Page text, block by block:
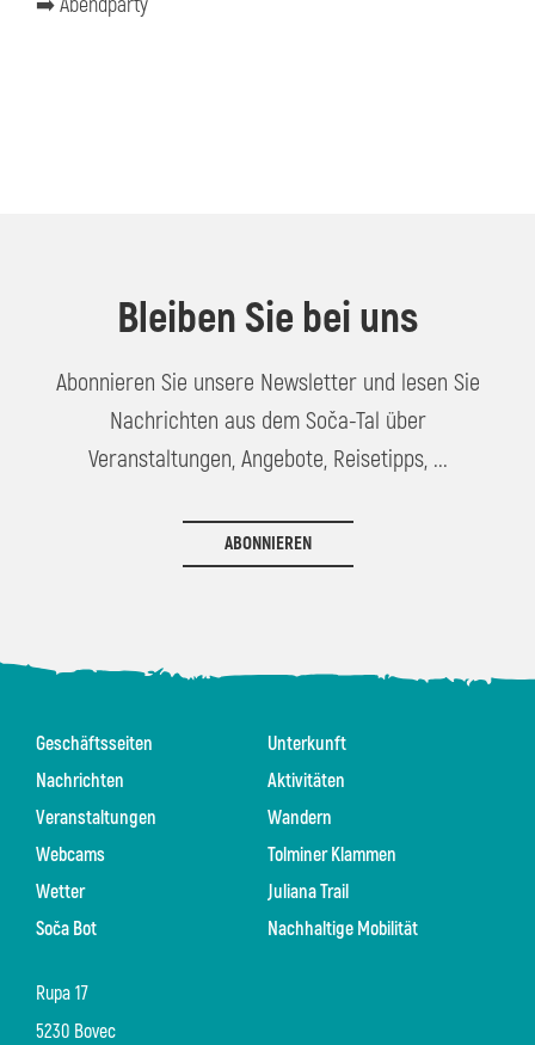
➡️ Abendparty
Bleiben Sie bei uns
Abonnieren Sie unsere Newsletter und lesen Sie
Nachrichten aus dem Soča-Tal über
Veranstaltungen, Angebote, Reisetipps, ...
ABONNIEREN
Rupa 17
5230 Bovec
Geschäftsseiten
Nachrichten
Veranstaltungen
Webcams
Wetter
Soča Bot
Unterkunft
Aktivitäten
Wandern
Tolminer Klammen
Juliana Trail
Nachhaltige Mobilität